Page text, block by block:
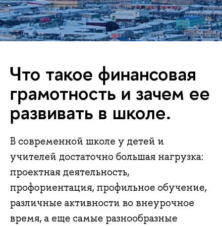
Что такое финансовая
грамотность и зачем ее
развивать в школе.
В современной школе у детей и
учителей достаточно большая нагрузка:
проектная деятельность,
профориентация, профильное обучение,
различные активности во внеурочное
время, а еще самые разнообразные